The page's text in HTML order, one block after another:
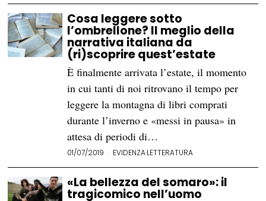
Cosa leggere sotto
l’ombrellone? Il meglio della
narrativa italiana da
(ri)scoprire quest’estate
È finalmente arrivata l’estate, il momento
in cui tanti di noi ritrovano il tempo per
leggere la montagna di libri comprati
durante l’inverno e «messi in pausa» in
attesa di periodi di…
01/07/2019 EVIDENZA·LETTERATURA
«La bellezza del somaro»: il
tragicomico nell’uomo